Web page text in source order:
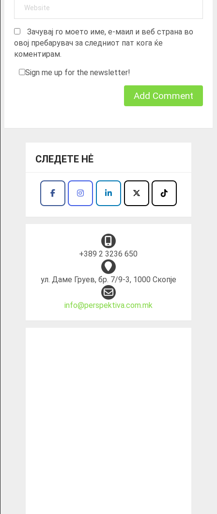
Зачувај го моето име, е-маил и веб страна во
овој пребарувач за следниот пат кога ќе
коментирам.
Sign me up for the newsletter!
СЛЕДЕТЕ НĖ
+389 2 3236 650
ул. Даме Груев, бр. 7/9-3, 1000 Скопје
info@perspektiva.com.mk